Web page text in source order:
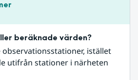
beräknade värden?
istället
utifrån stationer i närheten